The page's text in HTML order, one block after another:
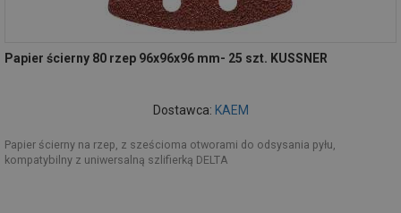
Papier ścierny 80 rzep 96x96x96 mm- 25 szt. KUSSNER
Dostawca: KAEM
Papier ścierny na rzep, z sześcioma otworami do odsysania pyłu,
kompatybilny z uniwersalną szlifierką DELTA